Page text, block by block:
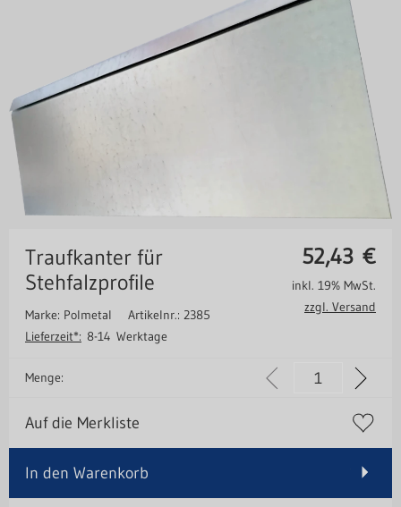
52,43 €
Traufkanter für
Stehfalzprofile
Marke: Polmetal Artikelnr.: 2385
Lieferzeit*: 8-14 Werktage
inkl. 19% MwSt.
zzgl. Versand
Menge:
Auf die Merkliste
In den Warenkorb